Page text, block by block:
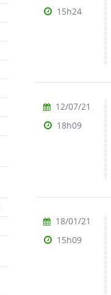
15h24
12/07/21
18h09
18/01/21
15h09